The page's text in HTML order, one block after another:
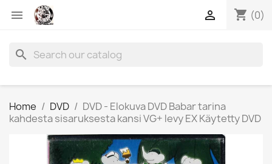
 shopping_cart (0)

search
Home DVD
DVD - Elokuva DVD Babar tarina
kahdesta sisaruksesta kansi VG+ levy EX Käytetty DVD